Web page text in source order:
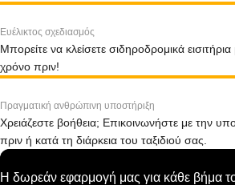
Ευέλικτος σχεδιασμός
Μπορείτε να κλείσετε σιδηροδρομικά
χρόνο πριν!
Πραγματική ανθρώπινη υποστήριξη
Χρειάζεστε βοήθεια; Επικοινωνήστε με την
πριν ή κατά τη διάρκεια του ταξιδιού σας.
Η δωρεάν εφαρμογή μας για κάθε βήμα